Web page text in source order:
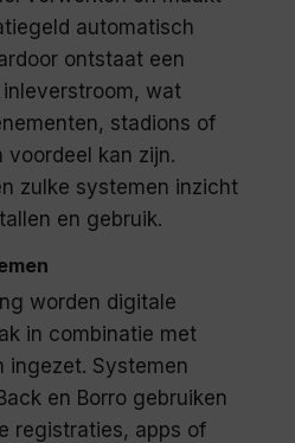
automatisch
ontstaat een
wat
stadions of
voordeel kan zijn.
zulke systemen inzicht
en gebruik.
worden digitale
in combinatie met
ingezet. Systemen
en Borro gebruiken
registraties, apps of